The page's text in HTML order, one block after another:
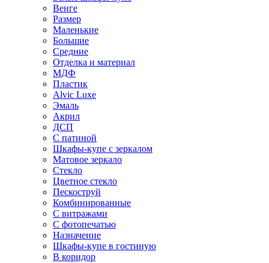
Венге
Размер
Маленькие
Большие
Средние
Отделка и материал
МДФ
Пластик
Alvic Luxe
Эмаль
Акрил
ДСП
С патиной
Шкафы-купе с зеркалом
Матовое зеркало
Стекло
Цветное стекло
Пескоструй
Комбинированные
С витражами
С фотопечатью
Назначение
Шкафы-купе в гостиную
В коридор